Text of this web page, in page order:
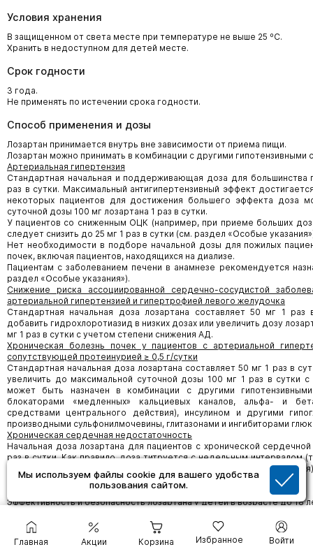
Мы используем файлы cookie для вашего удобства
пользования сайтом.
Главная Акции Корзина Избранное Войти
Условия хранения
В защищенном от света месте при температуре не выше 25 ºС.
Хранить в недоступном для детей месте.
Срок годности
3 года.
Не применять по истечении срока годности.
Способ применения и дозы
Лозартан принимается внутрь вне зависимости от приема пищи.
Лозартан можно принимать в комбинации с другими гипотензивными
Артериальная гипертензия
Стандартная начальная и поддерживающая доза для большинства
раз в сутки. Максимальный антигипертензивный эффект
некоторых пациентов для достижения большего эффекта доза
суточной дозы 100 мг лозартана 1 раз в сутки.
У пациентов со сниженным ОЦК (например, при приеме больших
следует снизить до 25 мг 1 раз в сутки (см. раздел «Особые
Нет необходимости в подборе начальной дозы для пожилых
почек, включая пациентов, находящихся на диализе.
Пациентам с заболеванием печени в анамнезе рекомендуется
раздел «Особые указания»).
Снижение риска ассоциированной сердечно-сосудистой
артериальной гипертензией и гипертрофией левого желудочка
Стандартная начальная доза лозартана составляет 50 мг 1
добавить гидрохлоротиазид в низких дозах или увеличить дозу
мг 1 раз в сутки с учетом степени снижения АД.
Хроническая болезнь почек у пациентов с артериальной
сопутствующей протеинурией ≥ 0,5 г/сутки
Стандартная начальная доза лозартана составляет 50 мг 1 раз в
увеличить до максимальной суточной дозы 100 мг 1 раз в сутки
может быть назначен в комбинации с другими
блокаторами «медленных» кальциевых каналов, альфа- и
средствами центрального действия), инсулином и другими
производными сульфонилмочевины, глитазонами и ингибиторами
Хроническая сердечная недостаточность
Начальная доза лозартана для пациентов с хронической
раз в сутки. Как правило, доза титруется с недельным интервалом
сутки, 100 мг/сутки, до максимальной (только для данного
от индивидуальной переносимости.
Эффективность и безопасность лозартана у детей в возрасте до 18
Форма выпуска
Таблетки, покрытые пленочной оболочкой 12,5 мг, 50 мг и 100 мг.